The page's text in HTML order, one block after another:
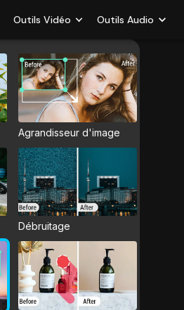
Outils Vidéo Outils Audio
Agrandisseur d'image
Débruitage